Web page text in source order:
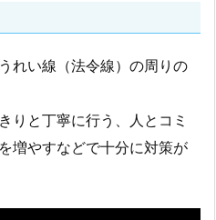
れい線（法令線）の周りの
りと丁寧に行う、人とコミ
増やすなどで十分に対策が